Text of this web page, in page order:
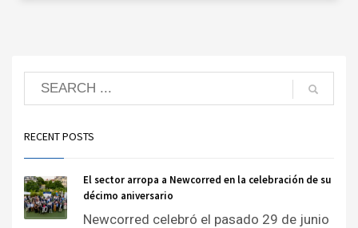
RECENT POSTS
El sector arropa a Newcorred en la celebración de su
décimo aniversario
Newcorred celebró el pasado 29 de junio